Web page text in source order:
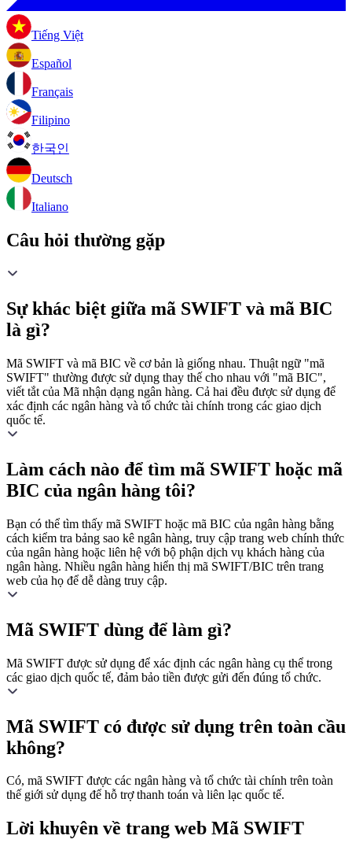
Tiếng Việt
Español
Français
Filipino
한국인
Deutsch
Italiano
Câu hỏi thường gặp
Sự khác biệt giữa mã SWIFT và mã BIC
là gì?
Mã SWIFT và mã BIC về cơ bản là giống nhau. Thuật ngữ "mã
SWIFT" thường được sử dụng thay thế cho nhau với "mã BIC",
viết tắt của Mã nhận dạng ngân hàng. Cả hai đều được sử dụng để
xác định các ngân hàng và tổ chức tài chính trong các giao dịch
quốc tế.
Làm cách nào để tìm mã SWIFT hoặc mã
BIC của ngân hàng tôi?
Bạn có thể tìm thấy mã SWIFT hoặc mã BIC của ngân hàng bằng
cách kiểm tra bảng sao kê ngân hàng, truy cập trang web chính thức
của ngân hàng hoặc liên hệ với bộ phận dịch vụ khách hàng của
ngân hàng. Nhiều ngân hàng hiển thị mã SWIFT/BIC trên trang
web của họ để dễ dàng truy cập.
Mã SWIFT dùng để làm gì?
Mã SWIFT được sử dụng để xác định các ngân hàng cụ thể trong
các giao dịch quốc tế, đảm bảo tiền được gửi đến đúng tổ chức.
Mã SWIFT có được sử dụng trên toàn cầu
không?
Có, mã SWIFT được các ngân hàng và tổ chức tài chính trên toàn
thế giới sử dụng để hỗ trợ thanh toán và liên lạc quốc tế.
Lời khuyên về trang web Mã SWIFT